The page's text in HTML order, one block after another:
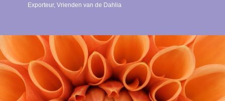
Exporteur, Vrienden van de Dahlia